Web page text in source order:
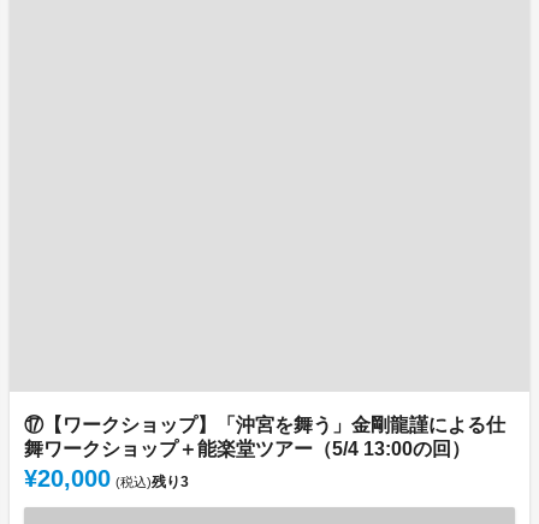
⑰【ワークショップ】「沖宮を舞う」金剛龍謹による仕
舞ワークショップ＋能楽堂ツアー（5/4 13:00の回）
¥20,000 (税込)残り3